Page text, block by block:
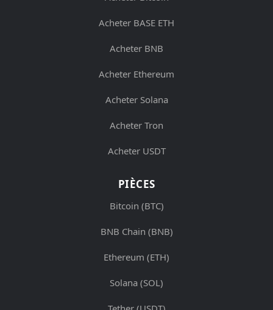
Acheter BASE ETH
Acheter BNB
Acheter Ethereum
Acheter Solana
Acheter Tron
Acheter USDT
PIÈCES
Bitcoin (BTC)
BNB Chain (BNB)
Ethereum (ETH)
Solana (SOL)